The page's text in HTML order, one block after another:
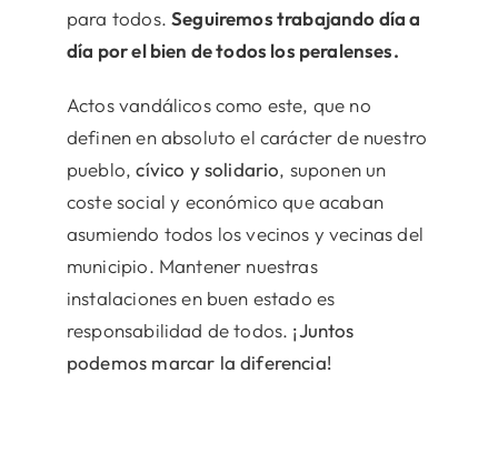
para todos.Seguiremos trabajando día a
día por el bien de todos los peralenses.
Actos vandálicos como este, que no
definen en absoluto el carácter de nuestro
pueblo,cívico y solidario, suponen un
coste social y económico que acaban
asumiendo todos los vecinos y vecinas del
municipio. Mantener nuestras
instalaciones en buen estado es
responsabilidad de todos. ¡Juntos
podemos marcar la diferencia!